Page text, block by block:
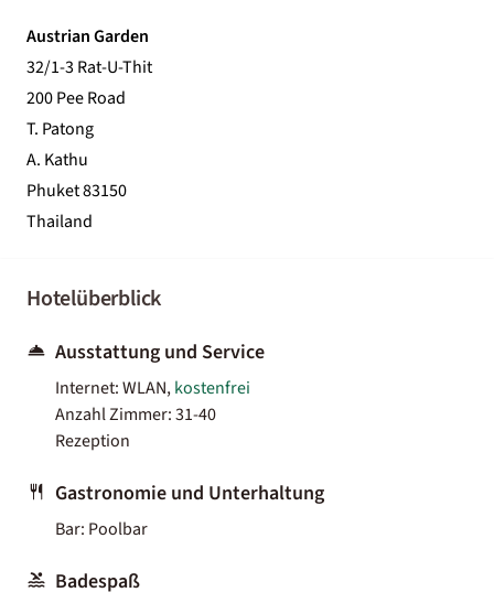
Austrian Garden
32/1-3 Rat-U-Thit
200 Pee Road
T. Patong
A. Kathu
Phuket 83150
Thailand
Hotelüberblick
Ausstattung und Service
Internet: WLAN,kostenfrei
Anzahl Zimmer: 31-40
Rezeption
Gastronomie und Unterhaltung
Bar: Poolbar
Badespaß